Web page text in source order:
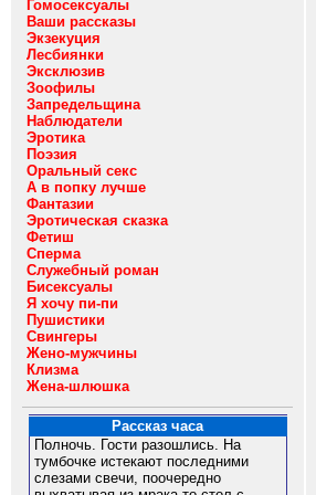
Гомосексуалы
Ваши рассказы
Экзекуция
Лесбиянки
Эксклюзив
Зоофилы
Запредельщина
Наблюдатели
Эротика
Поэзия
Оральный секс
А в попку лучше
Фантазии
Эротическая сказка
Фетиш
Сперма
Служебный роман
Бисексуалы
Я хочу пи-пи
Пушистики
Свингеры
Жено-мужчины
Клизма
Жена-шлюшка
Рассказ часа
Полночь. Гости разошлись. На
тумбочке истекают последними
слезами свечи, поочередно